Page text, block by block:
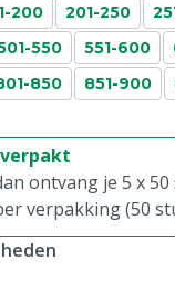
200 201-250
550 551-600
850 851-900
ontvang je 5 x 50
verpakking (50